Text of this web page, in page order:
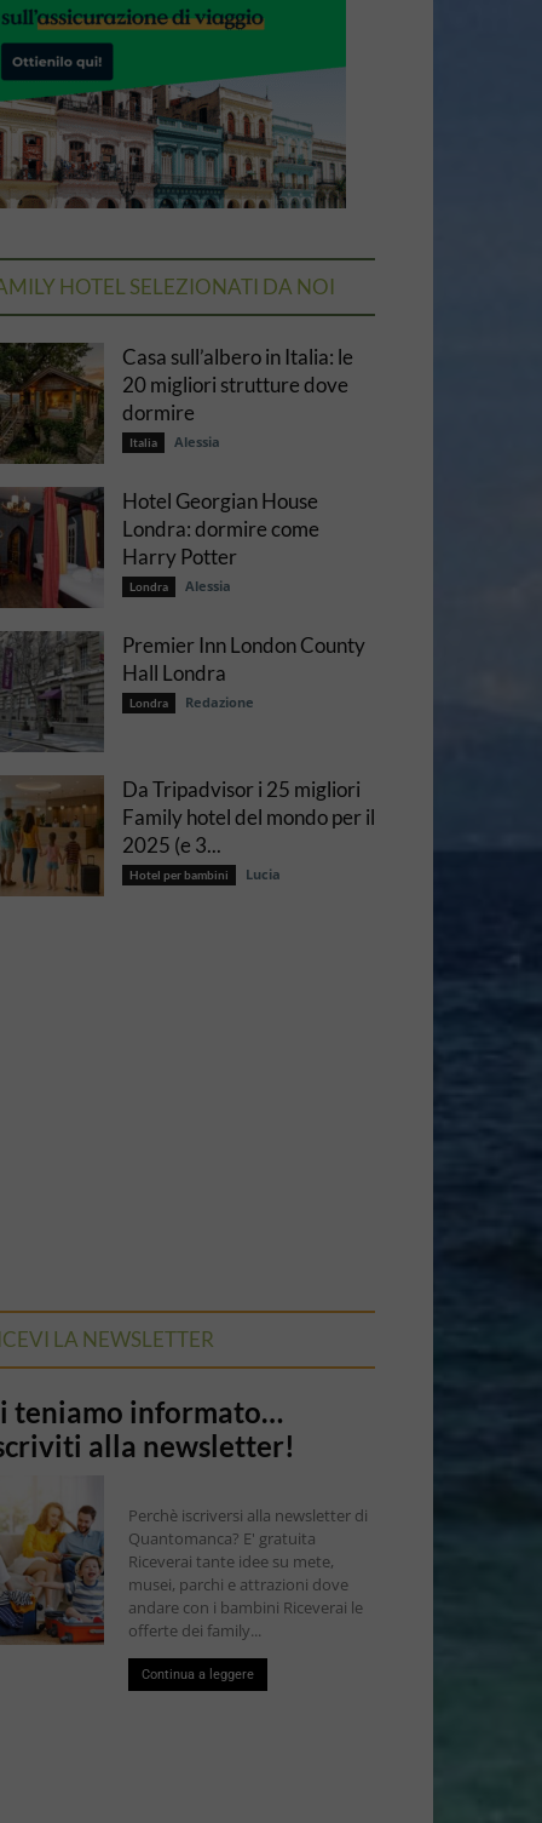
HOTEL SELEZIONATI DA NOI
Casa sull’albero in Italia: le
20 migliori strutture dove
dormire
Italia Alessia
Hotel Georgian House
Londra: dormire come
Harry Potter
Londra Alessia
Premier Inn London County
Hall Londra
Londra Redazione
Da Tripadvisor i 25 migliori
Family hotel del mondo per il
2025 (e 3...
Hotel per bambini Lucia
LA NEWSLETTER
teniamo informato…
alla newsletter!
Perchè iscriversi alla newsletter di
Quantomanca? E' gratuita
Riceverai tante idee su mete,
musei, parchi e attrazioni dove
andare con i bambini Riceverai le
offerte dei family...
Continua a leggere